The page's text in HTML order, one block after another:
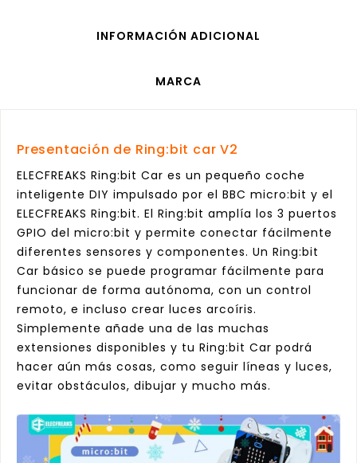
INFORMACIÓN ADICIONAL
MARCA
Presentación de Ring:bit car V2
ELECFREAKS Ring:bit Car es un pequeño coche
inteligente DIY impulsado por el BBC micro:bit y el
ELECFREAKS Ring:bit. El Ring:bit amplía los 3 puertos
GPIO del micro:bit y permite conectar fácilmente
diferentes sensores y componentes. Un Ring:bit
Car básico se puede programar fácilmente para
funcionar de forma autónoma, con un control
remoto, e incluso crear luces arcoíris.
Simplemente añade una de las muchas
extensiones disponibles y tu Ring:bit Car podrá
hacer aún más cosas, como seguir líneas y luces,
evitar obstáculos, dibujar y mucho más.